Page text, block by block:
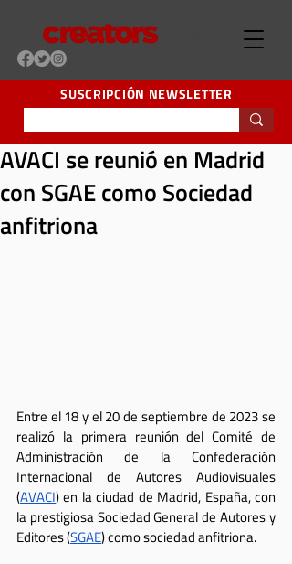
SUSCRIPCIÓN NEWSLETTER
AVACI se reunió en Madrid
con SGAE como Sociedad
anfitriona
Entre el 18 y el 20 de septiembre de 2023 se
realizó la primera reunión del Comité de
Administración de la Confederación
Internacional de Autores Audiovisuales
(AVACI) en la ciudad de Madrid, España, con
la prestigiosa Sociedad General de Autores y
Editores (SGAE) como sociedad anfitriona.